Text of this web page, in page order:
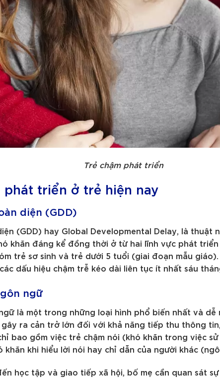
Trẻ chậm phát triển
phát triển ở trẻ hiện nay
diện (GDD)
(GDD) hay Global Developmental Delay, là thuật
khăn đáng kể đồng thời ở từ hai lĩnh vực phát
trẻ sơ sinh và trẻ dưới 5 tuổi (giai đoạn mẫu
dấu hiệu chậm trễ kéo dài liên tục ít nhất sáu
ngữ
là một trong những loại hình phổ biến nhất và
ra cản trở lớn đối với khả năng tiếp thu thông
bao gồm việc trẻ chậm nói (khó khăn trong việc
khăn khi hiểu lời nói hay chỉ dẫn của người khác
học tập và giao tiếp xã hội, bố mẹ cần quan sát